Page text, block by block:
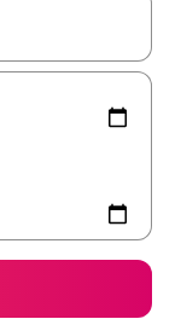
flèches vers le